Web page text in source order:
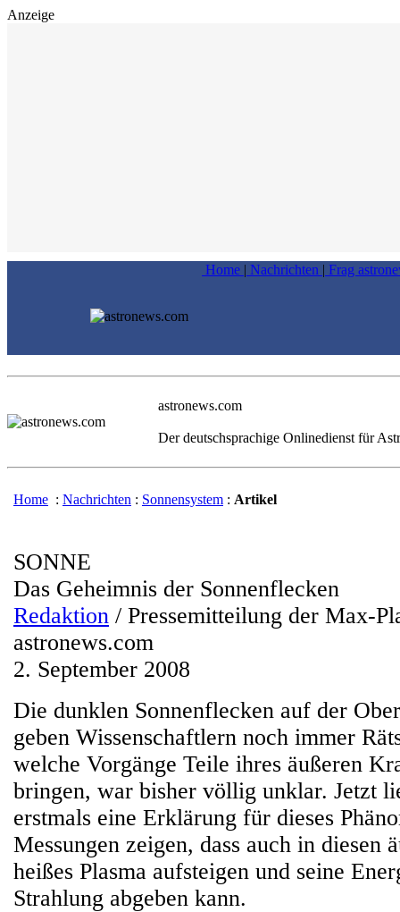
Anzeige
Home | Nachrichten | Frag
astronews.com
Der deutschsprachige Onlinedienst für
Home : Nachrichten : Sonnensystem : Artikel
SONNE
Das Geheimnis der Sonnenflecken
Redaktion / Pressemitteilung der Max-
astronews.com
2. September 2008
Die dunklen Sonnenflecken auf der
geben Wissenschaftlern noch immer
welche Vorgänge Teile ihres äußeren
bringen, war bisher völlig unklar. Jetzt
erstmals eine Erklärung für dieses
Messungen zeigen, dass auch in diesen
heißes Plasma aufsteigen und seine
Strahlung abgeben kann.